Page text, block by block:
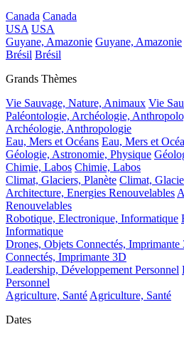
Canada Canada
USA USA
Guyane, Amazonie Guyane, Amazonie
Brésil Brésil
Grands Thèmes
Vie Sauvage, Nature, Animaux Vie
Paléontologie, Archéologie,
Archéologie, Anthropologie
Eau, Mers et Océans Eau, Mers et
Géologie, Astronomie, Physique
Chimie, Labos Chimie, Labos
Climat, Glaciers, Planète Climat,
Architecture, Energies Renouvelables
Renouvelables
Robotique, Electronique, Informatique
Informatique
Drones, Objets Connectés, Imprimante
Connectés, Imprimante 3D
Leadership, Développement Personnel
Personnel
Agriculture, SantéAgriculture, Santé
Dates